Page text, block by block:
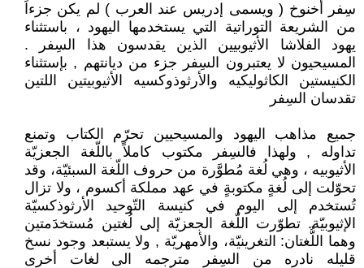
سِفر أخنوخ ( ويسمى إدريس عند العرب ) لم يكن جزءاَ
من الشريعة التوراتية التي يستخدمها اليهود ، باستثناء
يهود الفلاشا الأثيوبيين الذين يقدسون هذا السِفر .
المسيحيون لا يعتبرون السِفر جزء من ديانتهم , بإستثناء
الكنيستين الكاثوليكيه والأرثوذوكسيه الأثيوبيتين اللتين
تقدسان السِفر
جميع مذاهب اليهود والمسيحيين تحرّم الكتاب وتمنع
تداوله , ولهذا فالسِفر مكتوب كاملاً باللّغة الجعزيّة
الأثيوبيه ، وهي لُغة مُطوَّرة من حروف اللّغة السبئيّة، وقد
تحوّلت إلى لُغةٍ مكتوبةٍ في عهد مملكة أكسوم ، ولا تزال
تُستخدم إلى اليوم في كنيسة التّوحيد الأرثوذكسيّة
الإثيوبيّة. تطوّرت اللّغة الجعزيّة إلى لُغتين مُستخدَمتين
وهما اللُّغتان: التغرينيّة، والأمهريّة , ولا يستبعد وجود نسخ
قليله نادره من السِفر مترجمه الى لغات أخرى